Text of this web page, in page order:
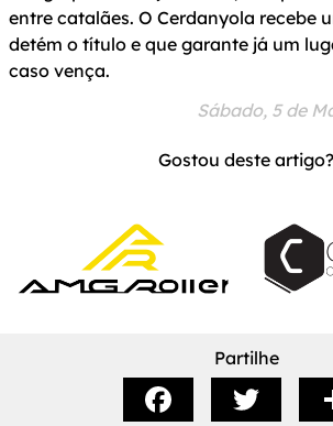
entre catalães. O Cerdanyola recebe
detém o título e que garante já um
caso vença.
Sábado, 5 de
Gostou deste artigo?
Partilhe